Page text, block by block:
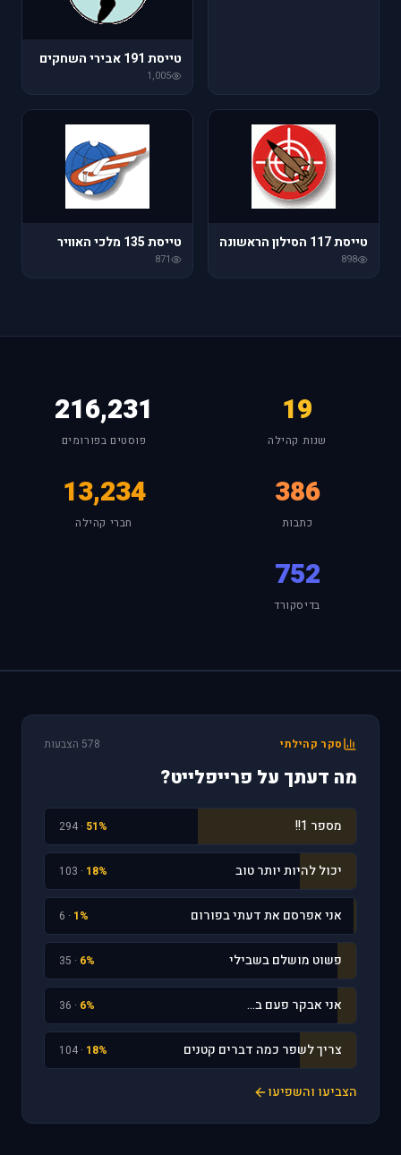
טייסת 191 אבירי השחקים
1,005
טייסת 117 הסילון הראשונה
898
טייסת 135 מלכי האוויר
871
19
שנות קהילה
216,231
פוסטים בפורומים
386
כתבות
13,234
חברי קהילה
752
בדיסקורד
סקר קהילתי 578 הצבעות
מה דעתך על פרייפלייט?
מספר 1!! 51%
· 294
יכול להיות יותר טוב 18%
· 103
אני אפרסם את דעתי בפורום 1%
· 6
פשוט מושלם בשבילי 6%
· 35
אני אבקר פעם ב... 6%
· 36
צריך לשפר כמה דברים קטנים 18%
· 104
הצביעו והשפיעו